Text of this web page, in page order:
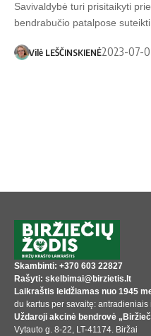
Savivaldybė turi prisitaikyti
bendrabučio patalpose
Vilė LEŠČINSKIENĖ2023-07-
Skambinti: +370 603 22827
Rašyti: skelbimai@birzietis.lt
Laikraštis leidžiamas nuo 1945
du kartus per savaitę:
Uždaroji akcinė bendrovė
Vytauto g. 8-22, LT-41174. Biržai